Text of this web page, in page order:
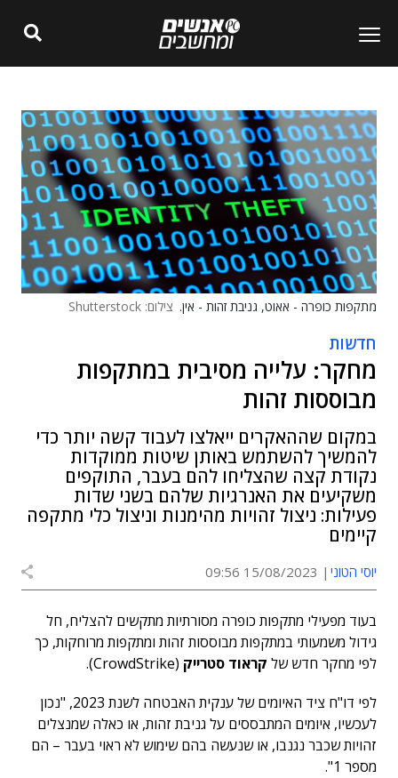
מתקפות כופרה - אאוט, גניבת זהות - אין. צילום: Shutterstock
חדשות
מחקר: עלייה מסיבית במתקפות
מבוססות זהות
במקום שההאקרים ייאלצו לעבוד קשה יותר כדי
להמשיך להשתמש באותן שיטות ממוקדות
נקודת קצה שהצליחו להם בעבר, התוקפים
משקיעים את האנרגיות שלהם בשני שדות
פעילות: ניצול זהויות מהימנות וניצול כלי מתקפה
קיימים
יוסי הטוני 15/08/2023 09:56
בעוד מפעילי מתקפות כופרה מסורתיות מתקשים להצליח, חל
גידול משמעותי במתקפות מבוססות זהות ומתקפות מרוחקות, כך
לפי מחקר חדש של קראוד סטרייק (CrowdStrike).
לפי דו"ח ציד האיומים של ענקית האבטחה לשנת 2023, "נכון
לעכשיו, איומים המתבססים על גניבת זהות, או כאלה שמנצלים
זהויות שכבר נגנבו, או שנעשה בהם שימוש לא ראוי בעבר – הם
מספר 1".